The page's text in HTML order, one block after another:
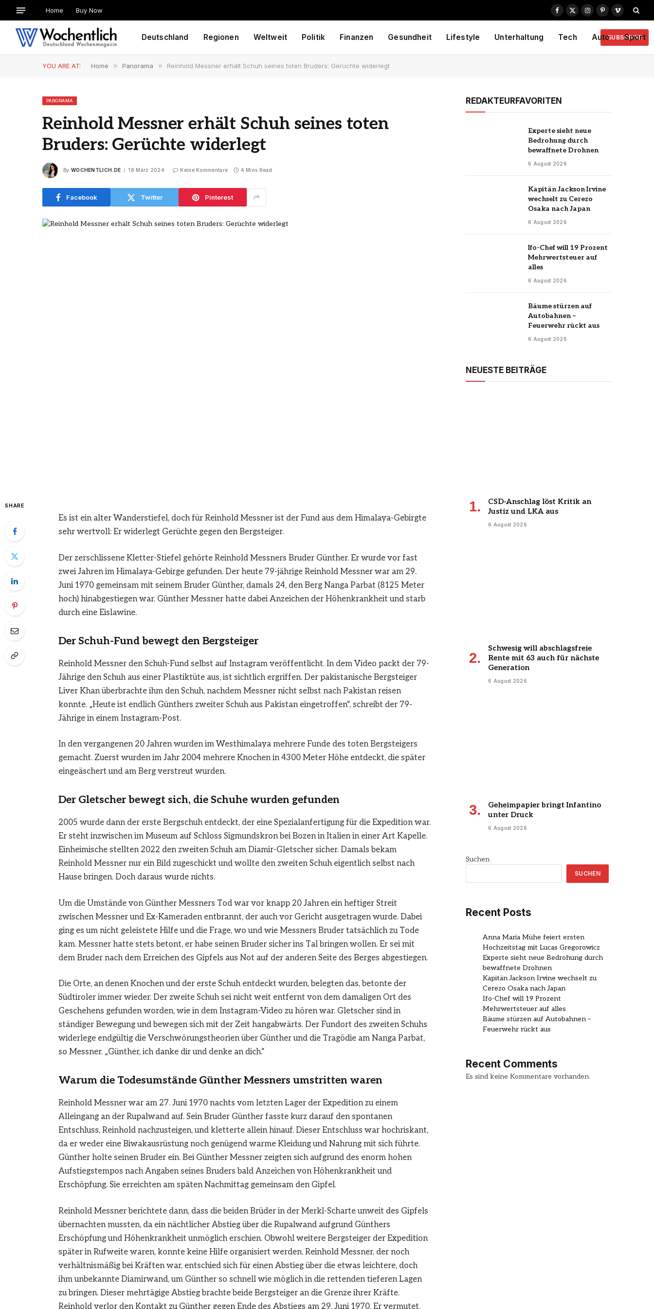
Home Buy Now
Facebook
X
Instagram
PinterestVimeo
Deutschland Regionen Weltweit Politik Finanzen Gesundheit Lifestyle Unterhaltung Tech Auto Sport
SUBSCRIBE
YOU ARE AT: Home » Panorama » Reinhold Messner erhält Schuh seines toten Bruders: Gerüchte widerlegt
PANORAMA
Reinhold Messner erhält Schuh seines toten
Bruders: Gerüchte widerlegt
By WOCHENTLICH.DE 18 März 2024 Keine Kommentare 4 Mins Read
Facebook Twitter Pinterest
SHARE
Es ist ein alter Wanderstiefel, doch für Reinhold Messner ist der Fund aus dem Himalaya-Gebirgte
sehr wertvoll: Er widerlegt Gerüchte gegen den Bergsteiger.
Der zerschlissene Kletter-Stiefel gehörte Reinhold Messners Bruder Günther. Er wurde vor fast
zwei Jahren im Himalaya-Gebirge gefunden. Der heute 79-jährige Reinhold Messner war am 29.
Juni 1970 gemeinsam mit seinem Bruder Günther, damals 24, den Berg Nanga Parbat (8125 Meter
hoch) hinabgestiegen war. Günther Messner hatte dabei Anzeichen der Höhenkrankheit und starb
durch eine Eislawine.
Der Schuh-Fund bewegt den Bergsteiger
Reinhold Messner den Schuh-Fund selbst auf Instagram veröffentlicht. In dem Video packt der 79-
Jährige den Schuh aus einer Plastiktüte aus, ist sichtlich ergriffen. Der pakistanische Bergsteiger
Liver Khan überbrachte ihm den Schuh, nachdem Messner nicht selbst nach Pakistan reisen
konnte. „Heute ist endlich Günthers zweiter Schuh aus Pakistan eingetroffen“, schreibt der 79-
Jährige in einem Instagram-Post.
In den vergangenen 20 Jahren wurden im Westhimalaya mehrere Funde des toten Bergsteigers
gemacht. Zuerst wurden im Jahr 2004 mehrere Knochen in 4300 Meter Höhe entdeckt, die später
eingeäschert und am Berg verstreut wurden.
Der Gletscher bewegt sich, die Schuhe wurden gefunden
2005 wurde dann der erste Bergschuh entdeckt, der eine Spezialanfertigung für die Expedition war.
Er steht inzwischen im Museum auf Schloss Sigmundskron bei Bozen in Italien in einer Art Kapelle.
Einheimische stellten 2022 den zweiten Schuh am Diamir-Gletscher sicher. Damals bekam
Reinhold Messner nur ein Bild zugeschickt und wollte den zweiten Schuh eigentlich selbst nach
Hause bringen. Doch daraus wurde nichts.
Um die Umstände von Günther Messners Tod war vor knapp 20 Jahren ein heftiger Streit
zwischen Messner und Ex-Kameraden entbrannt, der auch vor Gericht ausgetragen wurde. Dabei
ging es um nicht geleistete Hilfe und die Frage, wo und wie Messners Bruder tatsächlich zu Tode
kam. Messner hatte stets betont, er habe seinen Bruder sicher ins Tal bringen wollen. Er sei mit
dem Bruder nach dem Erreichen des Gipfels aus Not auf der anderen Seite des Berges abgestiegen.
Die Orte, an denen Knochen und der erste Schuh entdeckt wurden, belegten das, betonte der
Südtiroler immer wieder. Der zweite Schuh sei nicht weit entfernt von dem damaligen Ort des
Geschehens gefunden worden, wie in dem Instagram-Video zu hören war. Gletscher sind in
ständiger Bewegung und bewegen sich mit der Zeit hangabwärts. Der Fundort des zweiten Schuhs
widerlege endgültig die Verschwörungstheorien über Günther und die Tragödie am Nanga Parbat,
so Messner. „Günther, ich danke dir und denke an dich.“
Warum die Todesumstände Günther Messners umstritten waren
Reinhold Messner war am 27. Juni 1970 nachts vom letzten Lager der Expedition zu einem
Alleingang an der Rupalwand auf. Sein Bruder Günther fasste kurz darauf den spontanen
Entschluss, Reinhold nachzusteigen, und kletterte allein hinauf. Dieser Entschluss war hochriskant,
da er weder eine Biwakausrüstung noch genügend warme Kleidung und Nahrung mit sich führte.
Günther holte seinen Bruder ein. Bei Günther Messner zeigten sich aufgrund des enorm hohen
Aufstiegstempos nach Angaben seines Bruders bald Anzeichen von Höhenkrankheit und
Erschöpfung. Sie erreichten am späten Nachmittag gemeinsam den Gipfel.
Reinhold Messner berichtete dann, dass die beiden Brüder in der Merkl-Scharte unweit des Gipfels
übernachten mussten, da ein nächtlicher Abstieg über die Rupalwand aufgrund Günthers
Erschöpfung und Höhenkrankheit unmöglich erschien. Obwohl weitere Bergsteiger der Expedition
später in Rufweite waren, konnte keine Hilfe organisiert werden. Reinhold Messner, der noch
verhältnismäßig bei Kräften war, entschied sich für einen Abstieg über die etwas leichtere, doch
ihm unbekannte Diamirwand, um Günther so schnell wie möglich in die rettenden tieferen Lagen
zu bringen. Dieser mehrtägige Abstieg brachte beide Bergsteiger an die Grenze ihrer Kräfte.
Reinhold verlor den Kontakt zu Günther gegen Ende des Abstiegs am 29. Juni 1970. Er vermutet,
REDAKTEURFAVORITEN
Experte sieht neue
Bedrohung durch
bewaffnete Drohnen
6 August 2026
Kapitän Jackson Irvine
wechselt zu Cerezo
Osaka nach Japan
6 August 2026
Ifo-Chef will 19 Prozent
Mehrwertsteuer auf
alles
6 August 2026
Bäume stürzen auf
Autobahnen –
Feuerwehr rückt aus
6 August 2026
NEUESTE BEITRÄGE
CSD-Anschlag löst Kritik an
Justiz und LKA aus
6 August 2026
Schwesig will abschlagsfreie
Rente mit 63 auch für nächste
Generation
6 August 2026
Geheimpapier bringt Infantino
unter Druck
6 August 2026
Suchen
SUCHEN
Recent Posts
Anna Maria Mühe feiert ersten
Hochzeitstag mit Lucas Gregorowicz
Experte sieht neue Bedrohung durch
bewaffnete Drohnen
Kapitän Jackson Irvine wechselt zu
Cerezo Osaka nach Japan
Ifo-Chef will 19 Prozent
Mehrwertsteuer auf alles
Bäume stürzen auf Autobahnen –
Feuerwehr rückt aus
Recent Comments
Es sind keine Kommentare vorhanden.